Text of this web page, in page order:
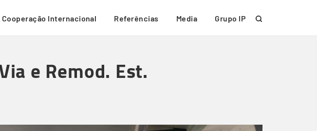
Cooperação Internacional Referências Media Grupo IP
e Remod. Est.